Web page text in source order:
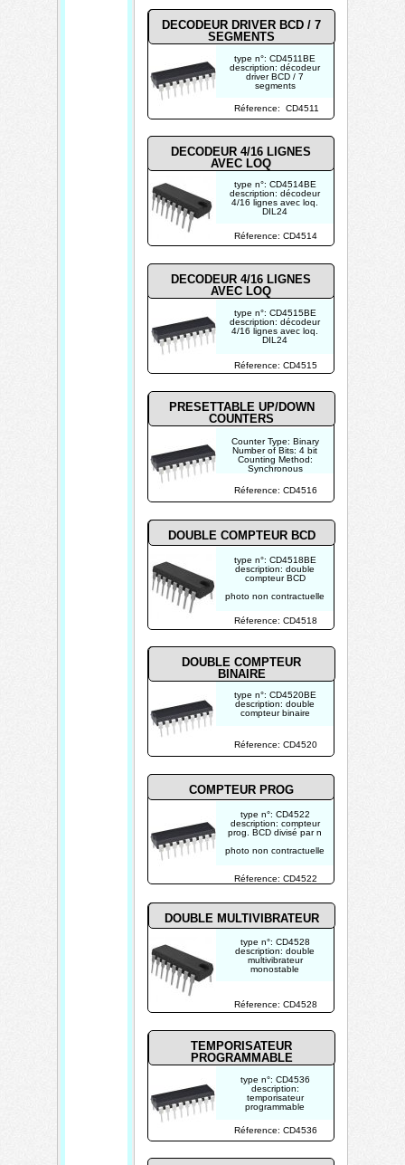
type n°: CD4514BE
description: décodeur
4/16 lignes avec loq.
DIL24
type n°: CD4511BE
description: décodeur
driver BCD / 7
segments
photo non contractuelle
Counter Type: Binary
Number of Bits: 4 bit
Counting Method:
Synchronous
Up/Down
Operating Supply
Voltage: 3 V to 18 V
photo non contractuelle
type n°: CD4515BE
description: décodeur
4/16 lignes avec loq.
DIL24
type n°: CD4518BE
description: double
compteur BCD
photo non contractuelle
type n°: CD4528
description: double
multivibrateur
monostable
type n°: CD4522
description: compteur
prog. BCD divisé par n
photo non contractuelle
type n°: CD4536
description:
temporisateur
programmable
photo non contractuelle
type n°: CD4520BE
description: double
compteur binaire
Réference: CD4511
Réference: CD4515
Réference: CD4518
Réference: CD4522
Réference: CD4528
Réference: CD4536
Réference: CD4520
Réference: CD4514
Réference: CD4516
DECODEUR 4/16 LIGNES
AVEC LOQ
PRESETTABLE UP/DOWN
COUNTERS
DECODEUR DRIVER BCD / 7
SEGMENTS
DOUBLE COMPTEUR BCD
DOUBLE MULTIVIBRATEUR
COMPTEUR PROG
TEMPORISATEUR
PROGRAMMABLE
DOUBLE COMPTEUR
BINAIRE
DECODEUR 4/16 LIGNES
AVEC LOQ